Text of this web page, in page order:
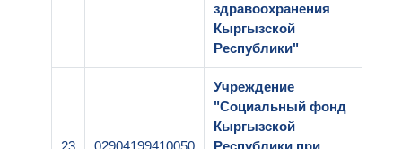
здравоохранения
Кыргызской
Республики"
23 02904199410050
Учреждение
"Социальный фонд
Кыргызской
Республики при